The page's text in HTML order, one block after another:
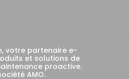
votre partenaire e-
et solutions de
proactive.
AMO.